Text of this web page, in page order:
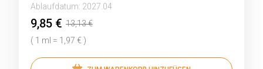
Ablaufdatum: 2027.04
9,85 € 13,13 €
( 1 ml = 1,97 € )